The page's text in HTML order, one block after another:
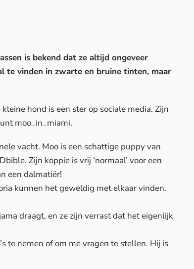
is bekend dat ze altijd ongeveer
te vinden in zwarte en bruine tinten, maar
hond is een ster op sociale media. Zijn
moo_in_miami.
vacht. Moo is een schattige puppy van
. Zijn koppie is vrij ‘normaal’ voor een
een dalmatiër!
kunnen het geweldig met elkaar vinden.
draagt, en ze zijn verrast dat het eigenlijk
te nemen of om me vragen te stellen. Hij is